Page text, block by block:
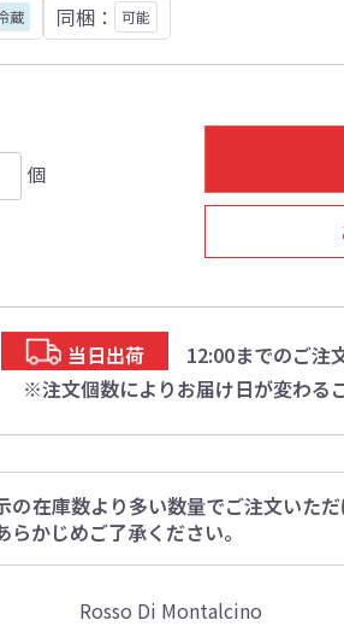
蔵 同梱： 可能
個
当日出荷
12:00までのご注
※注文個数によりお届け日が変わる
の在庫数より多い数量でご注文いた
かじめご了承ください。
Rosso Di Montalcino